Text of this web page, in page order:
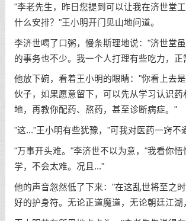
"李老先生，昨日您提到可以让我在济世堂
什么安排？"王小明开门见山地问道。
李济世喝了口粥，慢条斯理地说："济世堂
的事务也不少。我一个人打理有些吃力，正
他放下碗，看着王小明的眼睛："你看上去
伙子，如果愿意留下，可以先从学习认识药
地，再教你配药、熬药，甚至诊断病症。"
"这..."王小明有些犹豫，"可我对医药一窍不
"万事开头难。"李济世不以为意，"我看你悟
学，不会太难。况且..."
他的声音忽然低了下来："在这乱世将至之
好的护身符。无论正道魔道，无论朝廷江湖